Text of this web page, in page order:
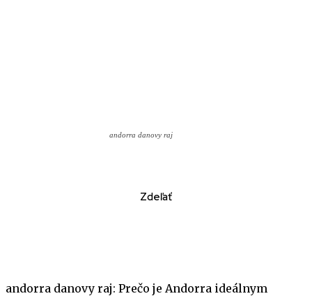
andorra danovy raj
Zdeľať
andorra danovy raj: Prečo je Andorra ideálnym